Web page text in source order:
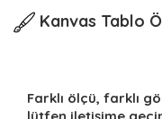
Kanvas Tablo
Farklı ölçü, farklı